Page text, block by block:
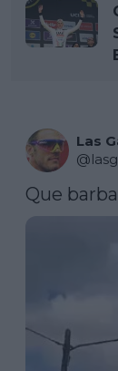
Las
@
Que